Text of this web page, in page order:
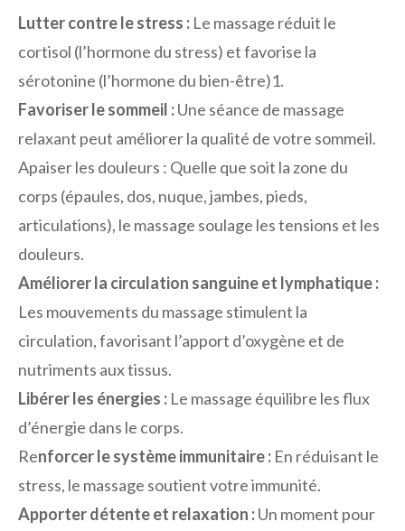
Lutter contre le stress : Le massage réduit le
cortisol (l’hormone du stress) et favorise la
sérotonine (l’hormone du bien-être)1.
Favoriser le sommeil :Une séance de massage
relaxant peut améliorer la qualité de votre sommeil.
Apaiser les douleurs : Quelle que soit la zone du
corps (épaules, dos, nuque, jambes, pieds,
articulations), le massage soulage les tensions et les
douleurs.
Améliorer la circulation sanguine et lymphatique :
Les mouvements du massage stimulent la
circulation, favorisant l’apport d’oxygène et de
nutriments aux tissus.
Libérer les énergies : Le massage équilibre les flux
d’énergie dans le corps.
Renforcer le système immunitaire : En réduisant le
stress, le massage soutient votre immunité.
Apporter détente et relaxation :Un moment pour